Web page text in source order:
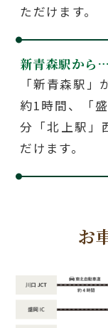
ただけます。
新青森駅から…
「新青森駅
約1時間、「
分「北上駅」
だけます。
お